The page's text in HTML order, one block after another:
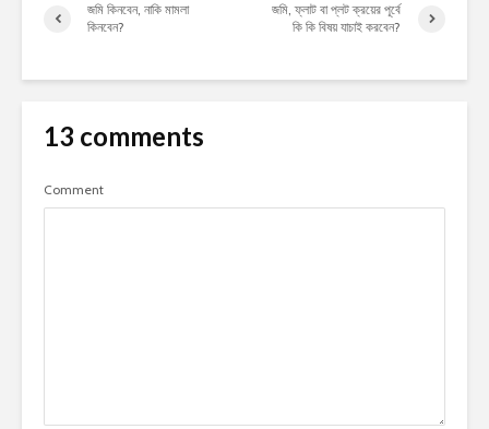
জমি কিনবেন, নাকি মামলা
কিনবেন?
জমি, ফ্লাট বা প্লট ক্রয়ের পূর্বে
কি কি বিষয় যাচাই করবেন?
13 comments
Comment